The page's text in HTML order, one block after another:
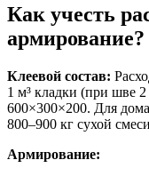
Как учесть
армирование?
Клеевой состав:
1 м³ кладки (при шве
600×300×200. Для
800–900 кг сухой
Армирование: